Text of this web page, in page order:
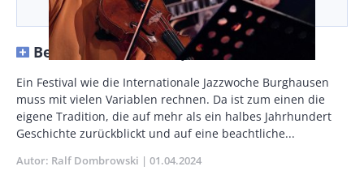
Bewährtes und Perspektivisches
Vorspann
/
Teaser
Ein Festival wie die Internationale Jazzwoche Burghausen
muss mit vielen Variablen rechnen. Da ist zum einen die
eigene Tradition, die auf mehr als ein halbes Jahrhundert
Geschichte zurückblickt und auf eine beachtliche...
Autor Ralf Dombrowski Publikationsdatum
01.04.2024